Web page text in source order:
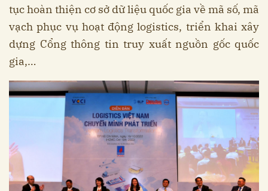
tục hoàn thiện cơ sở dữ liệu quốc gia về mã số, mã
vạch phục vụ hoạt động logistics, triển khai xây
dựng Cổng thông tin truy xuất nguồn gốc quốc
gia,…